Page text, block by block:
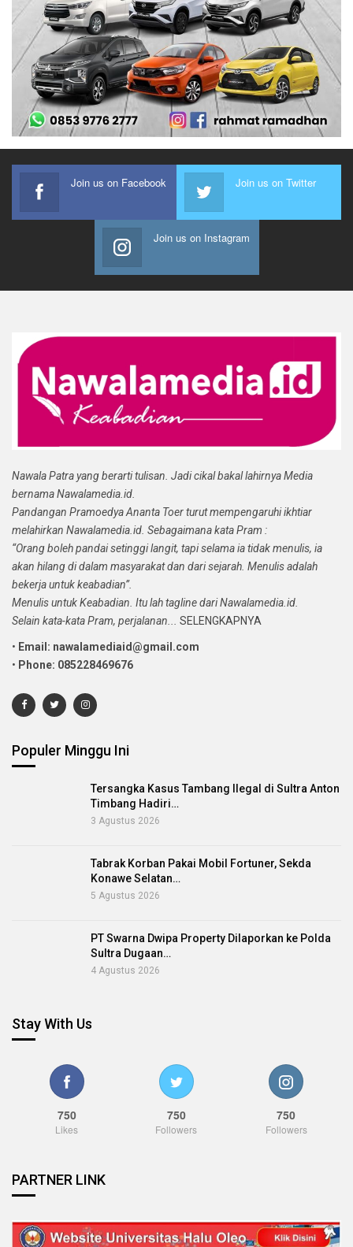
Join us on Facebook Join us on Twitter
Join us on Instagram
Nawala Patra yang berarti tulisan. Jadi cikal bakal lahirnya Media
bernama Nawalamedia.id.
Pandangan Pramoedya Ananta Toer turut mempengaruhi ikhtiar
melahirkan Nawalamedia.id. Sebagaimana kata Pram :
“Orang boleh pandai setinggi langit, tapi selama ia tidak menulis, ia
akan hilang di dalam masyarakat dan dari sejarah. Menulis adalah
bekerja untuk keabadian”.
Menulis untuk Keabadian. Itu lah tagline dari Nawalamedia.id.
Selain kata-kata Pram, perjalanan...
SELENGKAPNYA
• Email: nawalamediaid@gmail.com
• Phone: 085228469676
Populer Minggu Ini
Tersangka Kasus Tambang Ilegal di Sultra Anton
Timbang Hadiri…
3 Agustus 2026
Tabrak Korban Pakai Mobil Fortuner, Sekda
Konawe Selatan…
5 Agustus 2026
PT Swarna Dwipa Property Dilaporkan ke Polda
Sultra Dugaan…
4 Agustus 2026
Stay With Us
750
Likes
750
Followers
750
Followers
PARTNER LINK